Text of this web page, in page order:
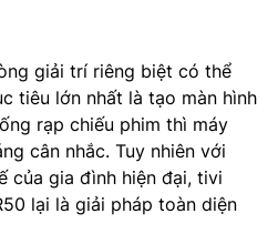
giải trí riêng biệt có thể
tiêu lớn nhất là tạo màn hình
rạp chiếu phim thì máy
cân nhắc. Tuy nhiên với
của gia đình hiện đại, tivi
lại là giải pháp toàn diện